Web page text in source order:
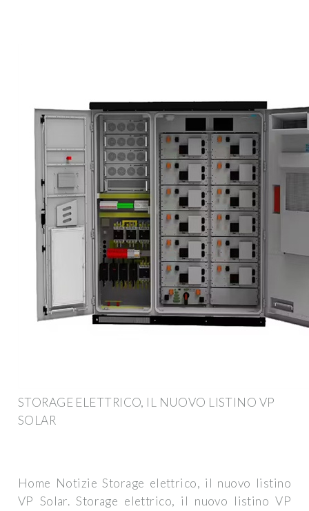
STORAGE ELETTRICO, IL NUOVO LISTINO VP
SOLAR
Home Notizie Storage elettrico, il nuovo listino
VP Solar. Storage elettrico, il nuovo listino VP